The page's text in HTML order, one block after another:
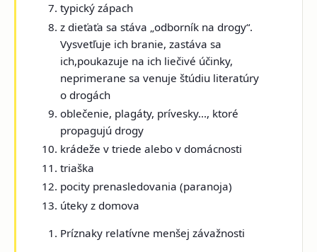
typický zápach
z dieťaťa sa stáva „odborník na drogy“.
Vysvetľuje ich branie, zastáva sa
ich,poukazuje na ich liečivé účinky,
neprimerane sa venuje štúdiu literatúry
o drogách
oblečenie, plagáty, prívesky..., ktoré
propagujú drogy
krádeže v triede alebo v domácnosti
triaška
pocity prenasledovania (paranoja)
úteky z domova
Príznaky relatívne menšej závažnosti